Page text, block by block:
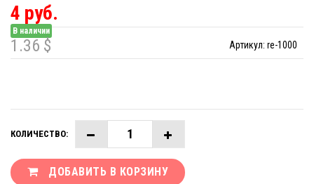
4 руб.
В наличии
Артикул: re-1000
1.36 $
КОЛИЧЕСТВО:
ДОБАВИТЬ В КОРЗИНУ